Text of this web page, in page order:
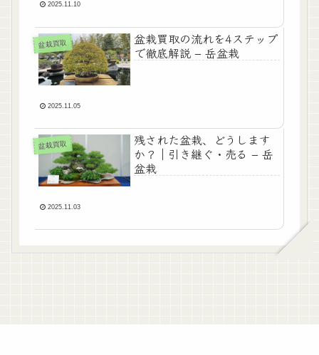
2025.11.10
盆栽買取
盆栽買取の流れを4ステップ
で徹底解説 – 岳盆栽
2025.11.05
盆栽買取
残された盆栽、どうします
か？｜引き継ぐ・売る – 岳
盆栽
2025.11.03